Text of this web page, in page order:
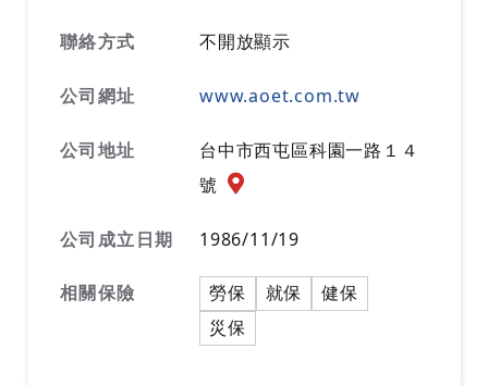
聯絡方式 不開放顯示
公司網址 www.aoet.com.tw
公司地址
台中市西屯區科園一路１４
號 公司地址地圖『另開新視窗』
公司成立日期 1986/11/19
相關保險 勞保 就保
健保
災保